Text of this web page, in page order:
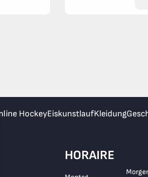
HockeyEiskunstlaufKleidung
HORAIRE